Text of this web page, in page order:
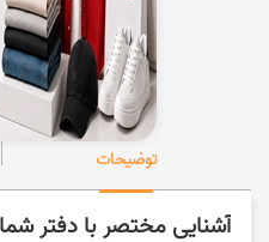
توضیحات
آشنایی مختصر با دفتر